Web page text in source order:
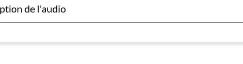
de l'audio